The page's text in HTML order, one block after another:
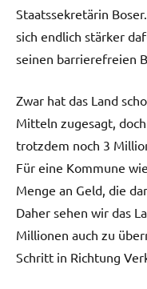
Staatssekretärin
sich endlich stärker
seinen barrierefreien
Zwar hat das Land
Mitteln zugesagt,
trotzdem noch 3
Für eine Kommune
Menge an Geld, die
Daher sehen wir das
Millionen auch zu
Schritt in Richtung